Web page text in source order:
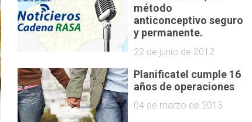
método
anticonceptivo seguro
y permanente.
22 de junio de 2012
Planificatel cumple 16
años de operaciones
04 de marzo de 2013